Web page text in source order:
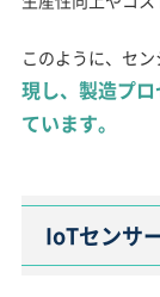
このように、セ
現し、製造プ
ています。
IoTセンサ